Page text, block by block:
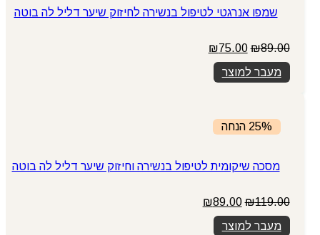
שמפו אנרגטי לטיפול בנשירה לחיזוק שיער דליל לה בוטה
₪89.00
המחיר
המקורי
היה:
₪89.00.
₪75.00
מעבר למוצר
25% הנחה
מסכה שיקומית לטיפול בנשירה וחיזוק שיער דליל לה בוטה
₪119.00
המחיר
המקורי
היה:
₪89.00
מעבר למוצר